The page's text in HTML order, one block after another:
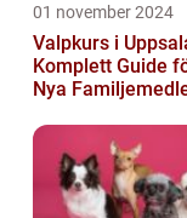
01 november 2024
Valpkurs i
Komplett Guide
Nya